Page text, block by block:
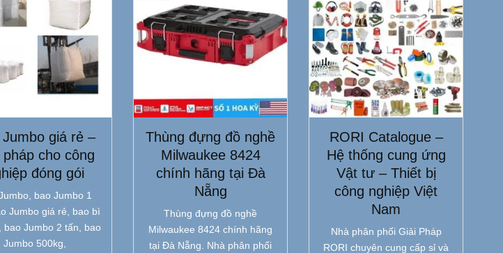
Jumbo giá rẻ –
pháp cho công
đóng gói
bao Jumbo 1
Jumbo giá rẻ, bao bì
bao Jumbo 2 tấn, bao
Jumbo 500kg,
Thùng đựng đồ nghề
Milwaukee 8424
chính hãng tại Đà
Nẵng
Thùng đựng đồ nghề
Milwaukee 8424 chính hãng
tại Đà Nẵng. Nhà phân phối
RORI Catalogue –
Hệ thống cung ứng
Vật tư – Thiết bị
công nghiệp Việt
Nam
Nhà phân phối Giải Pháp
RORI chuyên cung cấp sỉ và